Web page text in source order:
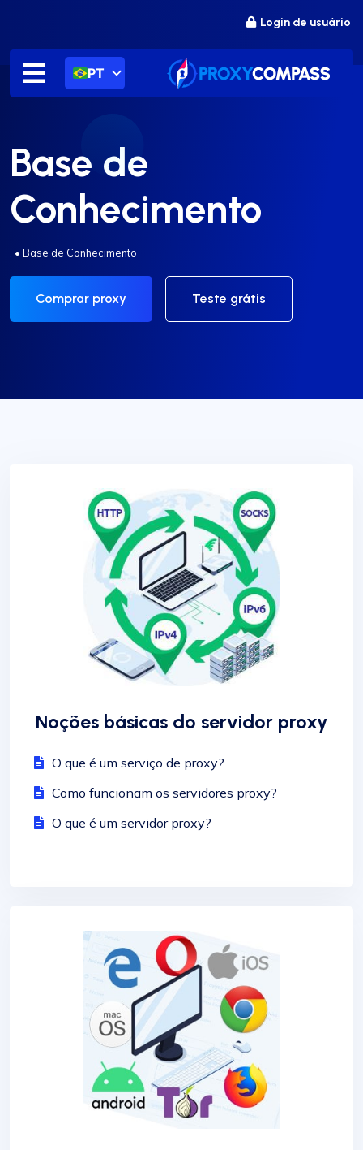
conteúdo
Login de usuário
PT
Base de
Conhecimento
• Base de Conhecimento
Comprar proxy Teste grátis
Noções básicas do servidor proxy
O que é um serviço de proxy?
Como funcionam os servidores proxy?
O que é um servidor proxy?